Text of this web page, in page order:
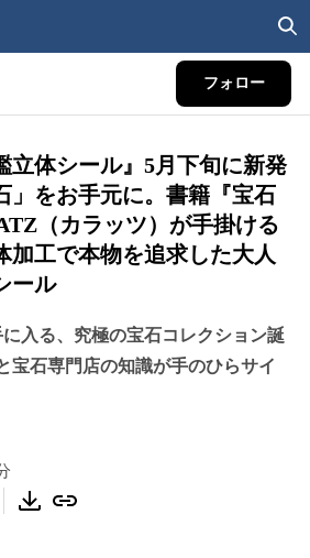
フォロー
立体シール』5月下旬に新発
」をお手元に。書籍『宝石
（カラッツ）が手掛ける
加工で本物を追求した大人
ール
入る、究極の宝石コレクション誕
宝石専門店の知識が手のひらサイ